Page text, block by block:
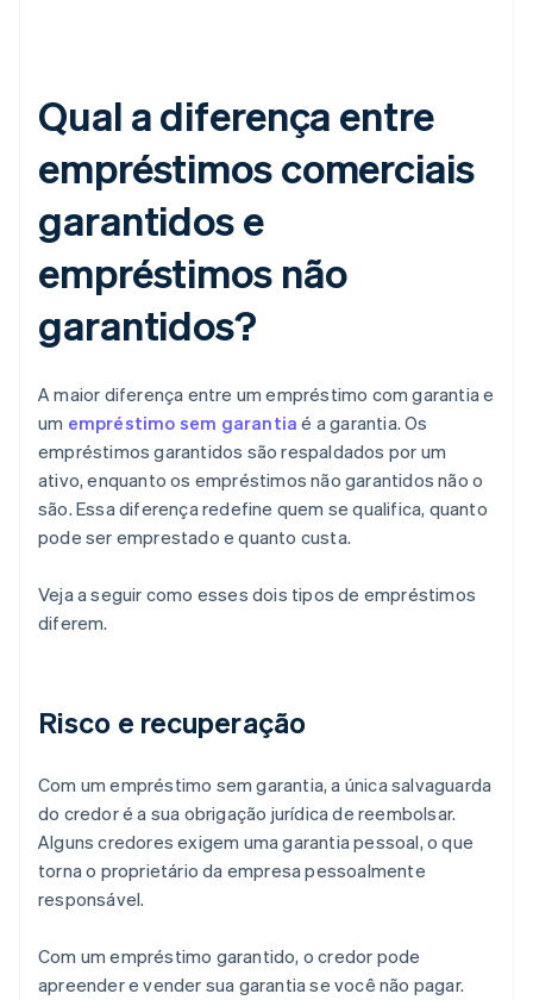
Qual a diferença entre
empréstimos comerciais
garantidos e
empréstimos não
garantidos?
A maior diferença entre um empréstimo com garantia e
um empréstimo sem garantia é a garantia. Os
empréstimos garantidos são respaldados por um
ativo, enquanto os empréstimos não garantidos não o
são. Essa diferença redefine quem se qualifica, quanto
pode ser emprestado e quanto custa.
Veja a seguir como esses dois tipos de empréstimos
diferem.
Risco e recuperação
Com um empréstimo sem garantia, a única salvaguarda
do credor é a sua obrigação jurídica de reembolsar.
Alguns credores exigem uma garantia pessoal, o que
torna o proprietário da empresa pessoalmente
responsável.
Com um empréstimo garantido, o credor pode
apreender e vender sua garantia se você não pagar.